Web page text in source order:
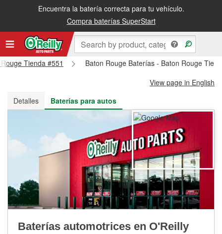
Encuentra la batería correcta para tu vehículo.
Compra baterías SuperStart
Recibe tu orden gratis al día siguiente o recógela en la tienda
Tienda #551
Baton Rouge Baterías - Baton Rouge
View page in English
Detalles
Baterías para autos
Baterías automotrices en O'Reilly